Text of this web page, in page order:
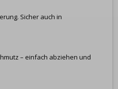
Sicher auch in
– einfach abziehen und